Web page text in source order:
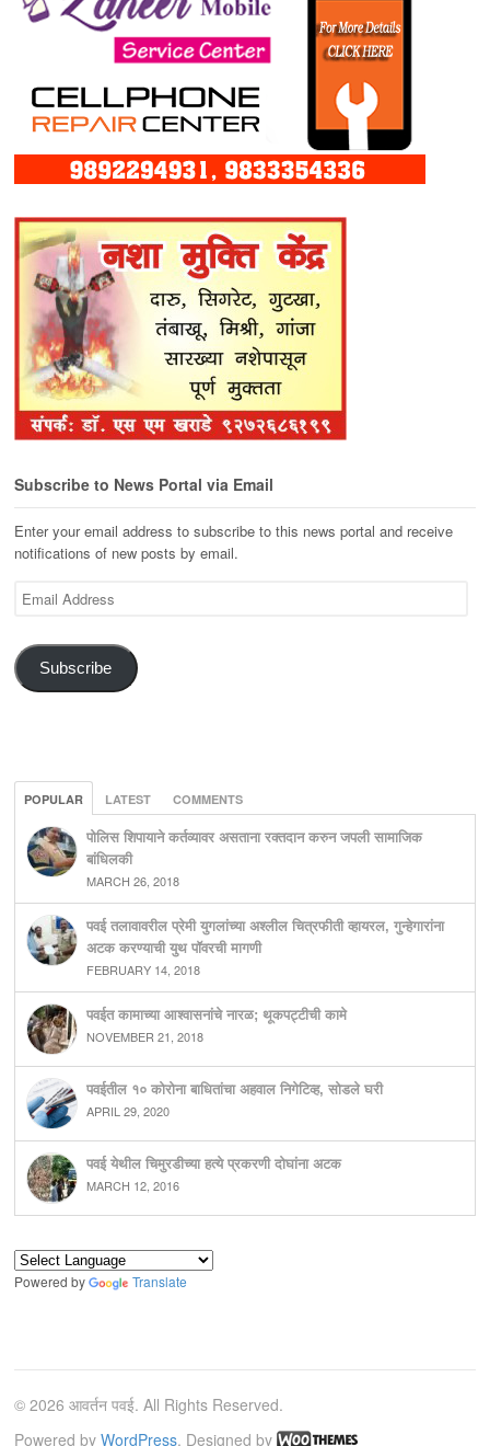
Subscribe to News Portal via Email
Enter your email address to subscribe to this news portal and receive
notifications of new posts by email.
Email
Address
Subscribe
POPULAR LATEST COMMENTS
पोलिस शिपायाने कर्तव्यावर असताना रक्तदान करुन जपली सामाजिक
बांधिलकी
MARCH 26, 2018
पवई तलावावरील प्रेमी युगलांच्या अश्लील चित्रफीती व्हायरल, गुन्हेगारांना
अटक करण्याची युथ पॉवरची मागणी
FEBRUARY 14, 2018
पवईत कामाच्या आश्वासनांचे नारळ; थूकपट्टीची कामे
NOVEMBER 21, 2018
पवईतील १० कोरोना बाधितांचा अहवाल निगेटिव्ह, सोडले घरी
APRIL 29, 2020
पवई येथील चिमुरडीच्या हत्ये प्रकरणी दोघांना अटक
MARCH 12, 2016
Powered by Translate
© 2026 आवर्तन पवई. All Rights Reserved.
Powered by WordPress. Designed by